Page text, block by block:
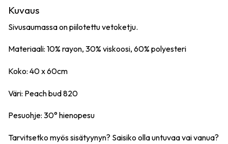
Kuvaus
Sivusaumassa on piilotettu vetoketju.
Materiaali: 10% rayon, 30% viskoosi, 60% polyesteri
Koko: 40 x 60cm
Väri: Peach bud 820
Pesuohje: 30° hienopesu
Tarvitsetko myös sisätyynyn? Saisiko ollauntuvaavaivanua?